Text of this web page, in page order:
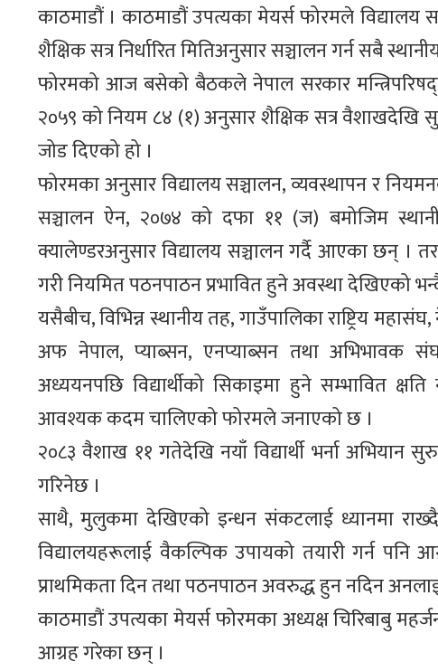
काठमाडौं । काठमाडौं उपत्यका मेयर्स फोरमले विद्यालय
शैक्षिक सत्र निर्धारित मितिअनुसार सञ्चालन गर्न सबै
फोरमको आज बसेको बैठकले नेपाल सरकार
२०५९ को नियम ८४ (१) अनुसार शैक्षिक सत्र वैशाखदेखि
जोड दिएको हो ।
फोरमका अनुसार विद्यालय सञ्चालन, व्यवस्थापन र
सञ्चालन ऐन, २०७४ को दफा ११ (ज) बमोजिम
क्यालेण्डरअनुसार विद्यालय सञ्चालन गर्दै आएका छन् ।
गरी नियमित पठनपाठन प्रभावित हुने अवस्था देखिएको
यसैबीच, विभिन्न स्थानीय तह, गाउँपालिका राष्ट्रिय
अफ नेपाल, प्याब्सन, एनप्याब्सन तथा अभिभावक
अध्ययनपछि विद्यार्थीको सिकाइमा हुने सम्भावित
आवश्यक कदम चालिएको फोरमले जनाएको छ ।
२०८३ वैशाख ११ गतेदेखि नयाँ विद्यार्थी भर्ना
गरिनेछ ।
साथै, मुलुकमा देखिएको इन्धन संकटलाई ध्यानमा
विद्यालयहरूलाई वैकल्पिक उपायको तयारी गर्न पनि
प्राथमिकता दिन तथा पठनपाठन अवरुद्ध हुन नदिन
काठमाडौं उपत्यका मेयर्स फोरमका अध्यक्ष चिरिबाबु
आग्रह गरेका छन् ।